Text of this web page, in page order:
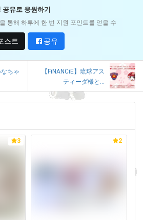
공유로 응원하기
통해 하루에 한 번 지원 포인트를 얻을 수
스트 공유
なちゃ
【FiNANCiE】琉球アス
ティーダ様と...
3 2